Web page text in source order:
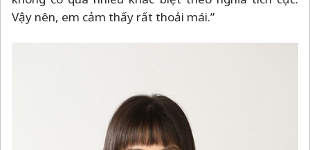
Vậy nên, em cảm thấy rất thoải mái.”